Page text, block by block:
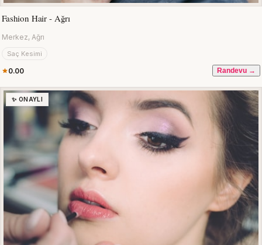
Fashion Hair - Ağrı
Merkez, Ağrı
Saç Kesimi
0.00 Randevu →
✨ ONAYLI